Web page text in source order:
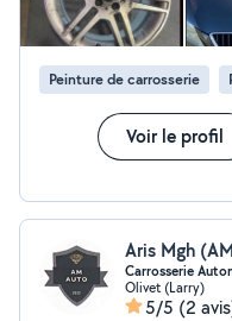
services sont
Peinture de carrosserie
Voir le profil
Aris Mgh
Carrosserie
Olivet (Larry)
5/5 (2